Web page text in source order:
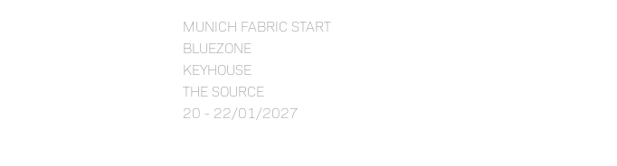
MUNICH FABRIC START
BLUEZONE
KEYHOUSE
THE SOURCE
20 - 22/01/2027